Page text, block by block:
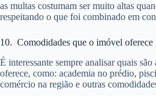
as multas costumam ser muito altas
respeitando o que foi combinado em
10. Comodidades que o imóvel oferece
É interessante sempre analisar quais
oferece, como: academia no prédio,
comércio na região e outras